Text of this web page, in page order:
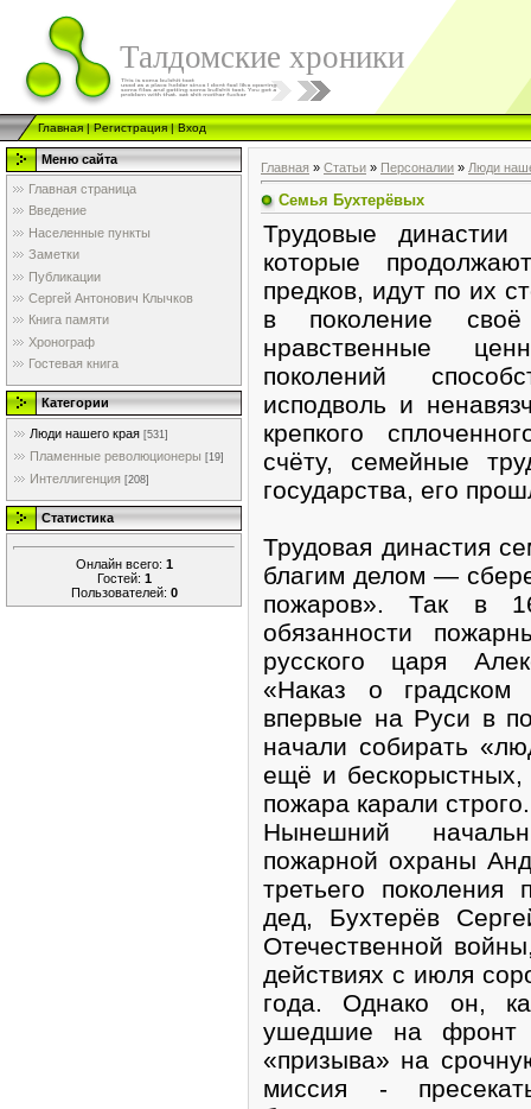
Талдомские хроники
Главная|Регистрация|Вход
Меню сайта
Главная страница
Введение
Населенные пункты
Заметки
Публикации
Сергей Антонович Клычков
Книга памяти
Хронограф
Гостевая книга
Категории
Люди нашего края [531]
Пламенные революционеры [19]
Интеллигенция [208]
Статистика
Онлайн всего: 1
Гостей: 1
Пользователей: 0
Главная » Статьи » Персоналии » Люди
Семья Бухтерёвых
Трудовые
которые
предков, идут по их
в поколение
нравственные
поколений
исподволь и
крепкого
счёту, семейные
государства, его
Трудовая династия
благим делом —
пожаров». Так в
обязанности
русского царя
«Наказ о
впервые на Руси в
начали собирать
ещё и
пожара карали строго.
Нынешний
пожарной охраны
третьего поколения
дед, Бухтерёв
Отечественной
действиях с июля
года. Однако он,
ушедшие на фронт
«призыва» на
миссия -